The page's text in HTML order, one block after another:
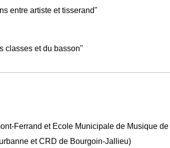
entre artiste et tisserand"
classes et du basson"
Ferrand et Ecole Municipale de Musique de
et CRD de Bourgoin-Jallieu)